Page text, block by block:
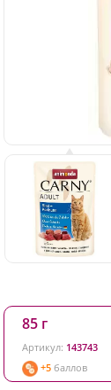
85 г
Артикул: 143743
+5 баллов